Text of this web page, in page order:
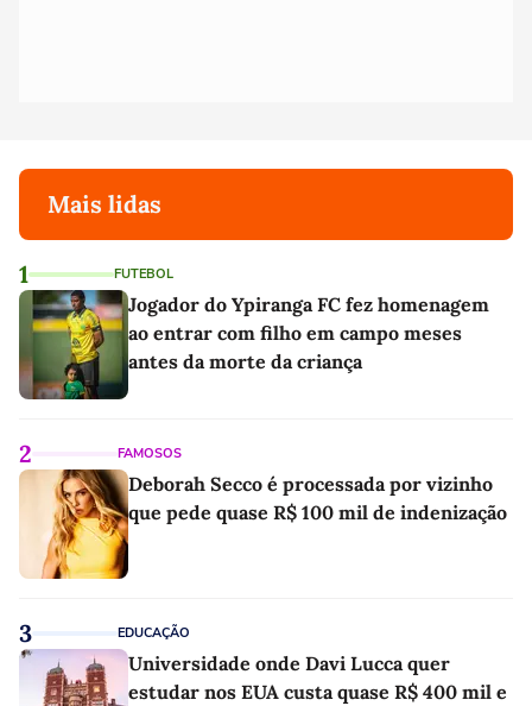
Mais lidas
1 FUTEBOL
Jogador do Ypiranga FC fez homenagem
ao entrar com filho em campo meses
antes da morte da criança
2 FAMOSOS
Deborah Secco é processada por vizinho
que pede quase R$ 100 mil de indenização
3 EDUCAÇÃO
Universidade onde Davi Lucca quer
estudar nos EUA custa quase R$ 400 mil e